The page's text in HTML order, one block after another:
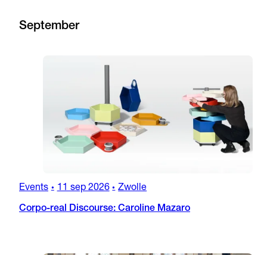
September
Events • 11 sep 2026 • Zwolle
Corpo-real Discourse: Caroline Mazaro